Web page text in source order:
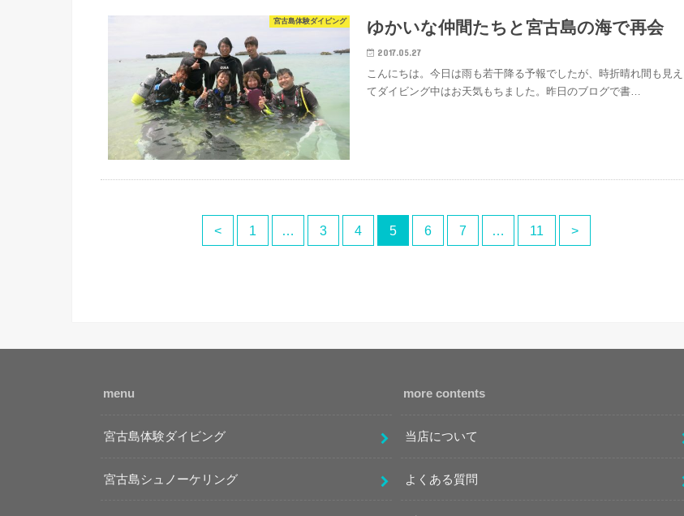
宮古島体験ダイビング ゆかいな仲間たちと宮古島の海で再会
2017.05.27
こんにちは。今日は雨も若干降る予報でしたが、時折晴れ間も見え
てダイビング中はお天気もちました。昨日のブログで書…
< 1 … 3 4 5 6 7 … 11 >
menu
宮古島体験ダイビング
宮古島シュノーケリング
more contents
当店について
よくある質問